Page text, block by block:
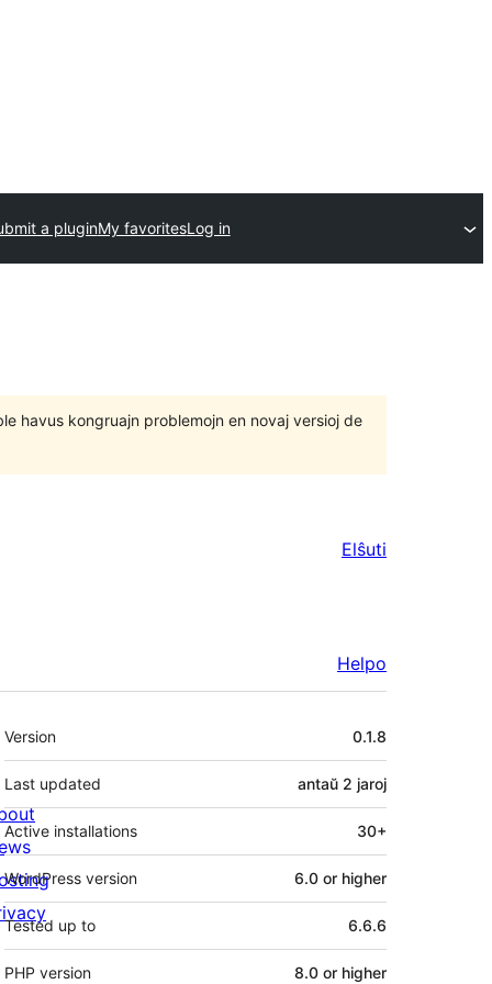
a pluginMy favoritesLog in
havus kongruajn problemojn en novaj versioj de
Elŝuti
Helpo
Metadatumoj
Version 0.1.8
Last updated antaŭ 2 jaroj
Active installations 30+
WordPress version 6.0 or higher
Tested up to 6.6.6
PHP version 8.0 or higher